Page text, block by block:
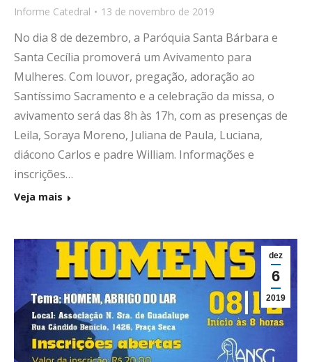
Informe Catedral 13 de novembro de 2019
No dia 8 de dezembro, a Paróquia Santa Bárbara e
Santa Cecília promoverá um Avivamento para
Mulheres. Com louvor, pregação, adoração ao
Santíssimo Sacramento e a celebração da missa, o
avivamento será das 8h às 17h, com as presenças de
Leila, Soraya Moreno, Juliana de Paula, Luciana,
diácono Carlos e padre William. Informações e
inscrições…
Veja mais
dez
6
2019